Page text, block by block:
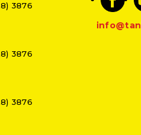
3876
3876
3876